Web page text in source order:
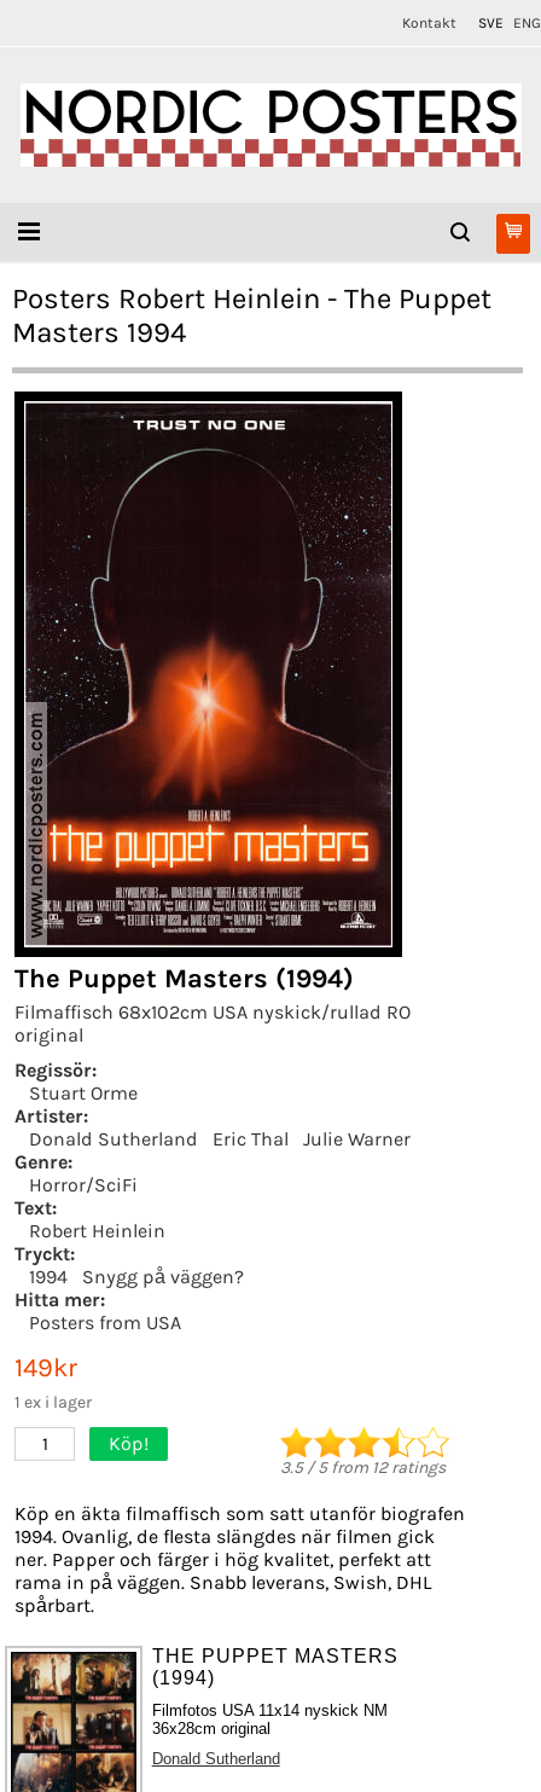
Kontakt SVE ENG
Posters Robert Heinlein - The Puppet
Masters 1994
The Puppet Masters (1994)
Filmaffisch 68x102cm USA nyskick/rullad RO
original
Regissör:
Stuart Orme
Artister:
Donald Sutherland
Eric Thal
Julie Warner
Genre:
Horror/SciFi
Text:
Robert Heinlein
Tryckt:
1994
Snygg på väggen?
Hitta mer:
Posters from USA
149kr
1 ex i lager
1 Köp!
3.5/5from 12ratings
Köp en äkta filmaffisch som satt utanför biografen
1994. Ovanlig, de flesta slängdes när filmen gick
ner. Papper och färger i hög kvalitet, perfekt att
rama in på väggen. Snabb leverans, Swish, DHL
spårbart.
THE PUPPET MASTERS
(1994)
Filmfotos USA 11x14 nyskick NM
36x28cm original
Donald Sutherland